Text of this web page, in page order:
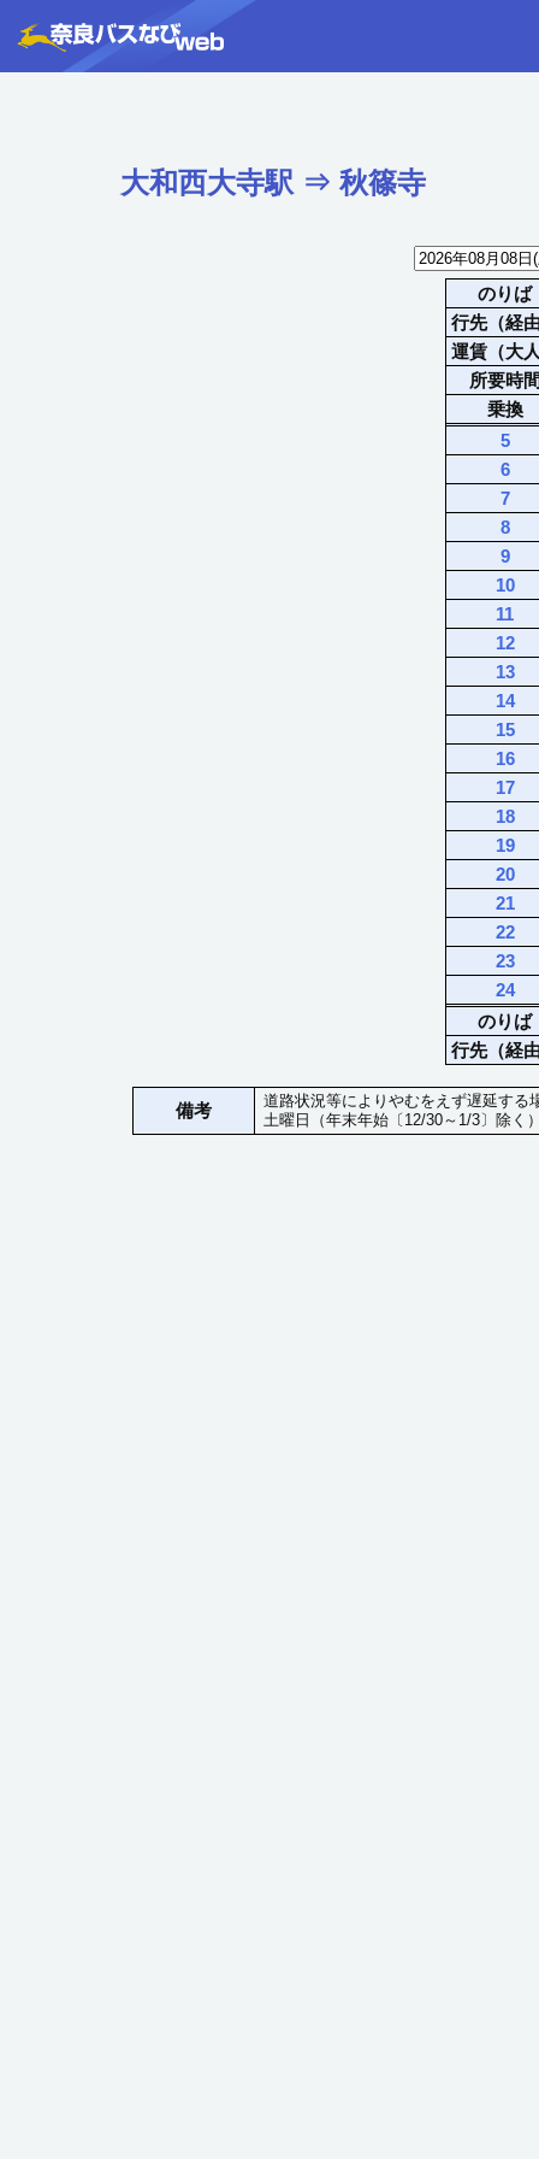
大和西大寺駅 ⇒ 秋篠寺
のりば
行先（経
運賃（大
所要時
乗換
5
6
7
8
9
10
11
12
13
14
15
16
17
18
19
20
21
22
23
24
のりば
行先（経
備考
道路状況等によりやむをえず遅延する
土曜日（年末年始〔12/30～1/3〕除く